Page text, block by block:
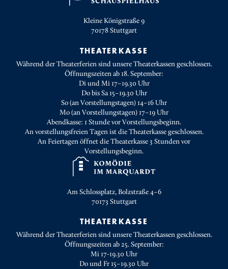
Kleine Königstraße 9
70178Stuttgart
THEATERKASSE
Während der Theaterferien sind unsere Theaterkassen geschlossen.
Öffnungszeiten ab 18. September:
Di und Mi 17–19.30 Uhr
Do bis Sa 15–19.30 Uhr
So (an Vorstellungstagen) 14–16 Uhr
Mo (an Vorstellungstagen) 17–19 Uhr
Abendkasse: 1 Stunde vor Vorstellungsbeginn.
An vorstellungsfreien Tagen ist die Theaterkasse geschlossen.
An Feiertagen öffnet die Theaterkasse 3 Stunden vor
Vorstellungsbeginn.
Am Schlossplatz, Bolzstraße 4–6
70173 Stuttgart
THEATERKASSE
Während der Theaterferien sind unsere Theaterkassen geschlossen.
Öffnungszeiten ab 25. September:
Mi 17-19.30 Uhr
Do und Fr 15–19.30 Uhr